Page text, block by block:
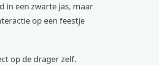
in een zwarte jas, maar
op een feestje
op de drager zelf.